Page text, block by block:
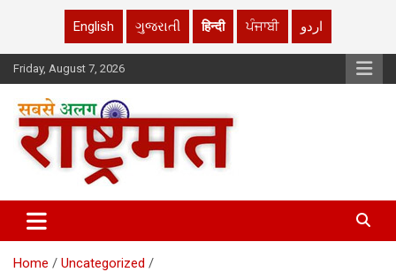
English ગુજરાતી हिन्दी ਪੰਜਾਬੀ اردو
Skip
to
Friday, August 7, 2026
rashtrmat.com
Home
Uncategorized